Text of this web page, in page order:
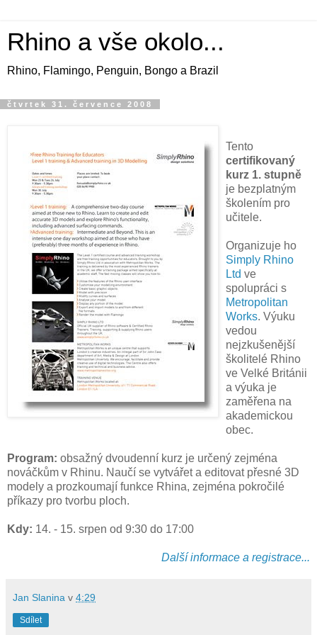
Rhino a vše okolo...
Rhino, Flamingo, Penguin, Bongo a Brazil
čtvrtek 31. července 2008
Tento
certifikovaný
kurz 1. stupně
je bezplatným
školením pro
učitele.
Organizuje ho
Simply Rhino
Ltd ve
spolupráci s
Metropolitan
Works. Výuku
vedou
nejzkušenější
školitelé Rhino
ve Velké Británii
a výuka je
zaměřena na
akademickou
obec.
Program: obsažný dvoudenní kurz je určený zejména
nováčkům v Rhinu. Naučí se vytvářet a editovat přesné 3D
modely a prozkoumají funkce Rhina, zejména pokročilé
příkazy pro tvorbu ploch.
Kdy: 14. - 15. srpen od 9:30 do 17:00
Další informace a registrace...
Jan Slanina v 4:29
Sdílet